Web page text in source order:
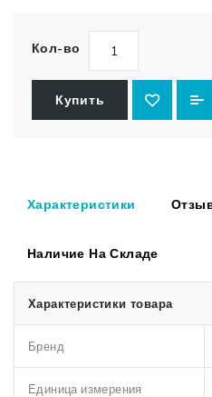
Кол-во
Купить
Характеристики
Наличие На Складе
Характеристики товара
Бренд
Единица измерения